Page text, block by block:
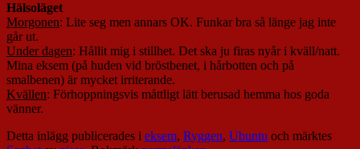
Hälsoläget
Morgonen: Lite seg men annars OK. Funkar bra så länge jag inte
går ut.
Under dagen: Hållit mig i stillhet. Det ska ju firas nyår i kväll/natt.
Mina eksem (på huden vid bröstbenet, i hårbotten och på
smalbenen) är mycket irriterande.
Kvällen: Förhoppningsvis måttligt lätt berusad hemma hos goda
vänner.
Detta inlägg publicerades i eksem, Ryggen, Ubuntu och märktes